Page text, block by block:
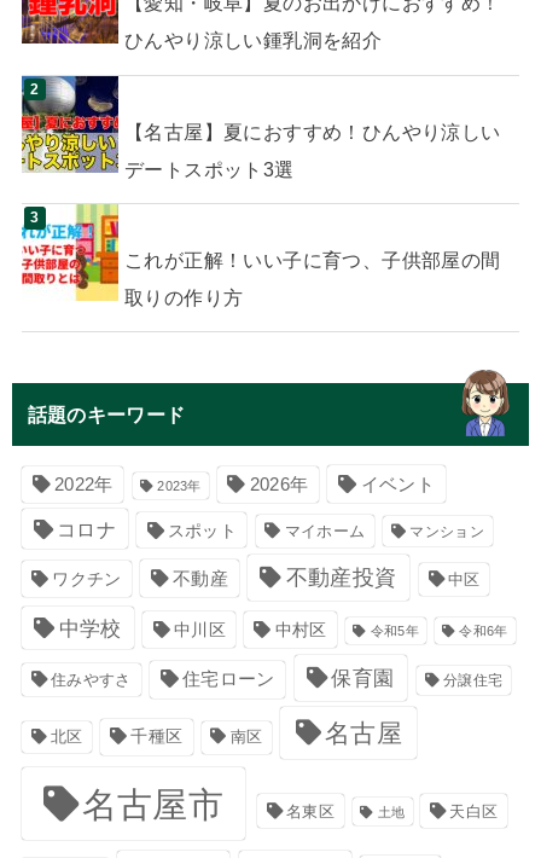
ひんやり涼しい鍾乳洞を紹介
【名古屋】夏におすすめ！ひんやり涼しい
デートスポット3選
これが正解！いい子に育つ、子供部屋の間
取りの作り方
話題のキーワード
2022年 2023年 2026年 イベント
コロナ スポット マイホーム マンション
ワクチン 不動産 不動産投資 中区
中学校 中川区 中村区 令和5年 令和6年
住みやすさ 住宅ローン 保育園 分譲住宅
北区 千種区 南区 名古屋
名古屋市 名東区 土地 天白区